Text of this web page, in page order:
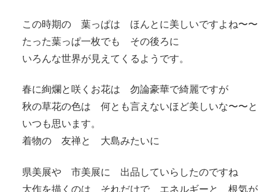
この時期の 葉っぱは ほんとに美しいですよね〜〜
たった葉っぱ一枚でも その後ろに
いろんな世界が見えてくるようです。
春に絢爛と咲くお花は 勿論豪華で綺麗ですが
秋の草花の色は 何とも言えないほど美しいな〜〜と
いつも思います。
着物の 友禅と 大島みたいに
県美展や 市美展に 出品していらしたのですね
大作を描くのは それだけで エネルギーと 根気が